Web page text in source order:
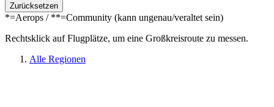
Zurücksetzen
*=Aerops / **=Community (kann ungenau/veraltet sein)
Rechtsklick auf Flugplätze, um eine Großkreisroute zu messen.
Alle Regionen